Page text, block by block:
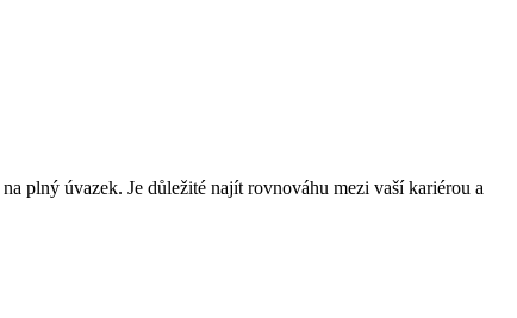
plný úvazek. Je důležité najít rovnováhu mezi vaší kariérou a